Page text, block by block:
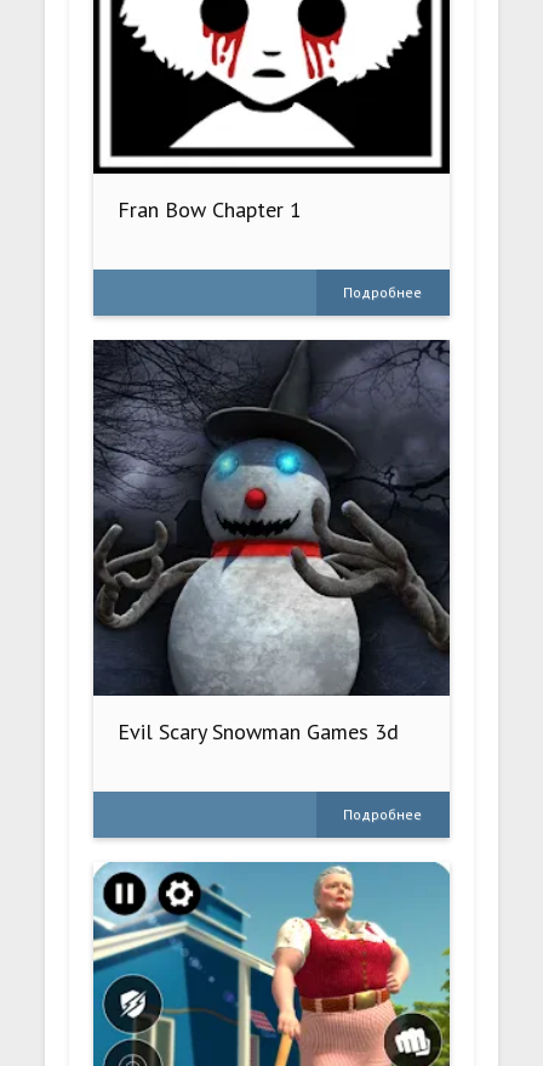
Fran Bow Chapter 1
Подробнее
Evil Scary Snowman Games 3d
Подробнее